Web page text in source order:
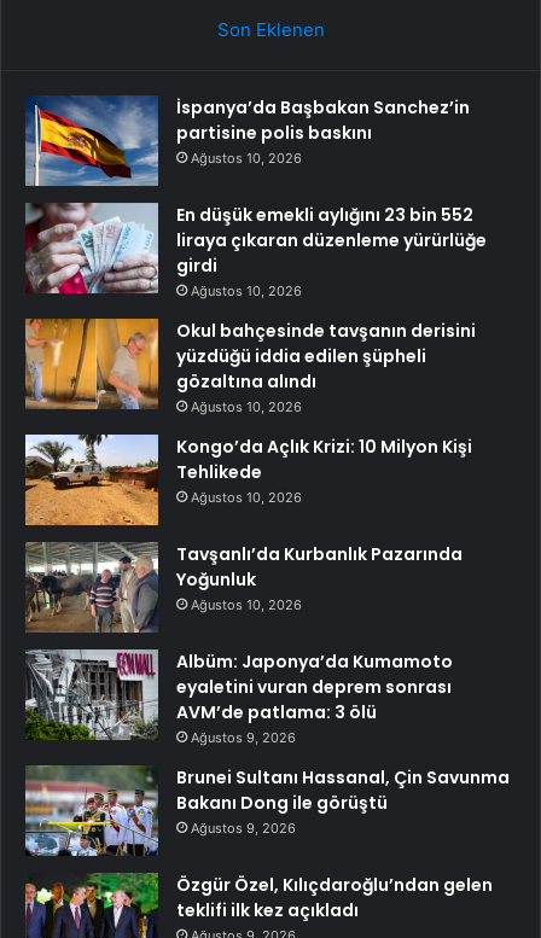
Son Eklenen
İspanya’da Başbakan Sanchez’in
partisine polis baskını
Ağustos 10, 2026
En düşük emekli aylığını 23 bin 552
liraya çıkaran düzenleme yürürlüğe
girdi
Ağustos 10, 2026
Okul bahçesinde tavşanın derisini
yüzdüğü iddia edilen şüpheli
gözaltına alındı
Ağustos 10, 2026
Kongo’da Açlık Krizi: 10 Milyon Kişi
Tehlikede
Ağustos 10, 2026
Tavşanlı’da Kurbanlık Pazarında
Yoğunluk
Ağustos 10, 2026
Albüm: Japonya’da Kumamoto
eyaletini vuran deprem sonrası
AVM’de patlama: 3 ölü
Ağustos 9, 2026
Brunei Sultanı Hassanal, Çin Savunma
Bakanı Dong ile görüştü
Ağustos 9, 2026
Özgür Özel, Kılıçdaroğlu’ndan gelen
teklifi ilk kez açıkladı